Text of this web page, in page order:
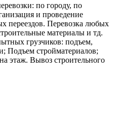
по городу, по
и проведение
переездов. Перевозка любых
материалы и тд.
грузчиков: подъем,
Подъем стройматериалов;
этаж. Вывоз строительного